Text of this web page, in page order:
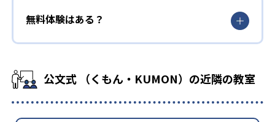
無料体験はある？
公文式 （くもん・KUMON）の近隣の教室